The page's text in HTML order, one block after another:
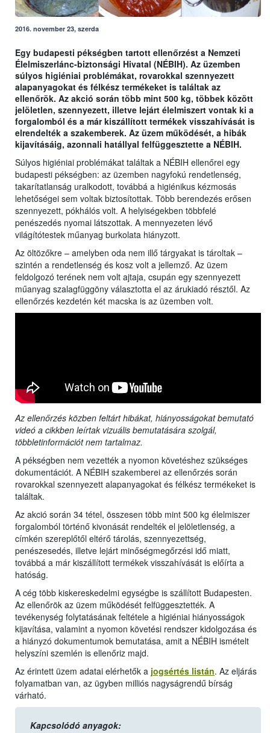
2016. november 23, szerda
Egy budapesti pékségben tartott ellenőrzést a Nemzeti
Élelmiszerlánc-biztonsági Hivatal (NÉBIH). Az üzemben
súlyos higiéniai problémákat, rovarokkal szennyezett
alapanyagokat és félkész termékeket is találtak az
ellenőrök. Az akció során több mint 500 kg, többek között
jelöletlen, szennyezett, illetve lejárt élelmiszert vontak ki a
forgalomból és a már kiszállított termékek visszahívását is
elrendelték a szakemberek. Az üzem működését, a hibák
kijavításáig, azonnali hatállyal felfüggesztette a NÉBIH.
Súlyos higiéniai problémákat találtak a NÉBIH ellenőrei egy
budapesti pékségben: az üzemben nagyfokú rendetlenség,
takarítatlanság uralkodott, továbbá a higiénikus kézmosás
lehetőségei sem voltak biztosítottak. Több berendezés erősen
szennyezett, pókhálós volt. A helyiségekben többfelé
penészedés nyomai látszottak. A mennyezeten lévő
világítótestek műanyag burkolata hiányzott.
Az öltözőkre – amelyben oda nem illő tárgyakat is tároltak –
szintén a rendetlenség és kosz volt a jellemző. Az üzem
feldolgozó terének nem volt ajtaja, csupán egy szennyezett
műanyag szalagfüggöny választotta el az árukiadó résztől. Az
ellenőrzés kezdetén két macska is az üzemben volt.
Az ellenőrzés közben feltárt hibákat, hiányosságokat bemutató
videó a cikkben leírtak vizuális bemutatására szolgál,
többletinformációt nem tartalmaz.
A pékségben nem vezették a nyomon követéshez szükséges
dokumentációt. A NÉBIH szakemberei az ellenőrzés során
rovarokkal szennyezett alapanyagokat és félkész termékeket is
találtak.
Az akció során 34 tétel, összesen több mint 500 kg élelmiszer
forgalomból történő kivonását rendelték el jelöletlenség, a
címkén szereplőtől eltérő tárolás, szennyezettség,
penészesedés, illetve lejárt minőségmegőrzési idő miatt,
továbbá a már kiszállított termékek visszahívását is előírta a
hatóság.
A cég több kiskereskedelmi egységbe is szállított Budapesten.
Az ellenőrök az üzem működését felfüggesztették. A
tevékenység folytatásának feltétele a higiéniai hiányosságok
kijavítása, valamint a nyomon követési rendszer kidolgozása és
a hiányzó dokumentumok bemutatása, amit a NÉBIH ismételt
helyszíni szemlén is ellenőriz majd.
Az érintett üzem adatai elérhetők a jogsértés listán. Az eljárás
folyamatban van, az ügyben milliós nagyságrendű bírság
várható.
Kapcsolódó anyagok: